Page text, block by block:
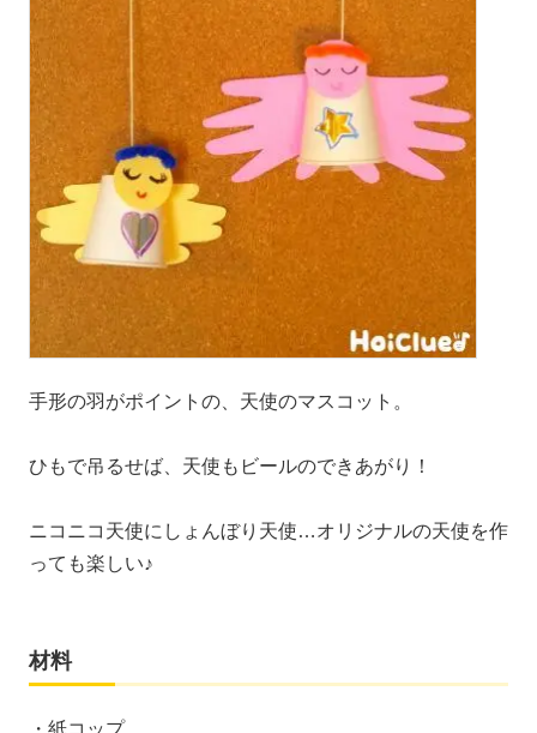
手形の羽がポイントの、天使のマスコット。
ひもで吊るせば、天使もビールのできあがり！
ニコニコ天使にしょんぼり天使…オリジナルの天使を作
っても楽しい♪
材料